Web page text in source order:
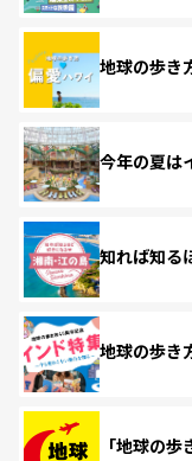
地球の歩き
今年の夏は
知れば知る
地球の歩き
「地球の